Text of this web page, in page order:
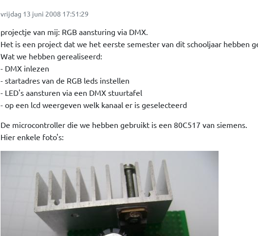
vrijdag 13 juni 2008 17:51:29
projectje van mij: RGB aansturing via DMX.
Het is een project dat we het eerste semester van dit schooljaar hebben
Wat we hebben gerealiseerd:
- DMX inlezen
- startadres van de RGB leds instellen
- LED's aansturen via een DMX stuurtafel
- op een lcd weergeven welk kanaal er is geselecteerd
De microcontroller die we hebben gebruikt is een 80C517 van siemens.
Hier enkele foto's: